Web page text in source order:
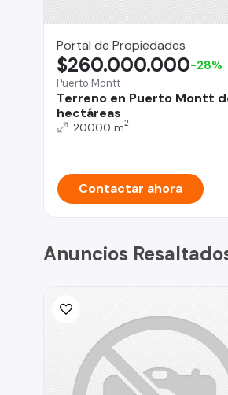
Portal de Propiedades
Puerto Montt
Terreno en Puerto Montt
hectáreas
$260.000.000-28%
20000 m2
Contactar ahora
Anuncios